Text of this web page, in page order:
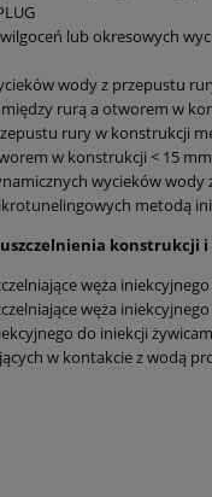
lub okresowych
wody z przepustu
rurą a otworem w
rury w konstrukcji
w konstrukcji < 15 mm
wycieków
metodą
uszczelnienia
węża iniekcyjnego
węża
do iniekcji
w kontakcie z wodą